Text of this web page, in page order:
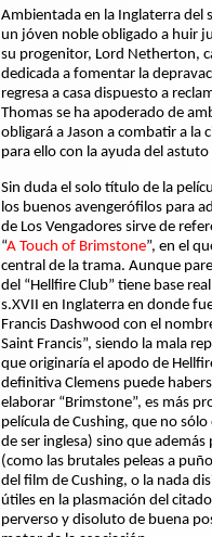
Ambientada en la Inglaterra del
un jóven noble obligado a huir
su progenitor, Lord Netherton,
dedicada a fomentar la
regresa a casa dispuesto a
Thomas se ha apoderado de
obligará a Jason a combatir a la
para ello con la ayuda del
Sin duda el solo título de la
los buenos avengerófilos para
de Los Vengadores sirve de
“A Touch of Brimstone”, en el
central de la trama. Aunque
del “Hellfire Club” tiene base
s.XVII en Inglaterra en donde
Francis Dashwood con el
Saint Francis”, siendo la mala
que originaría el apodo de
definitiva Clemens puede
elaborar “Brimstone”, es más
película de Cushing, que no
de ser inglesa) sino que
(como las brutales peleas a
del film de Cushing, o la nada
útiles en la plasmación del
perverso y disoluto de buena